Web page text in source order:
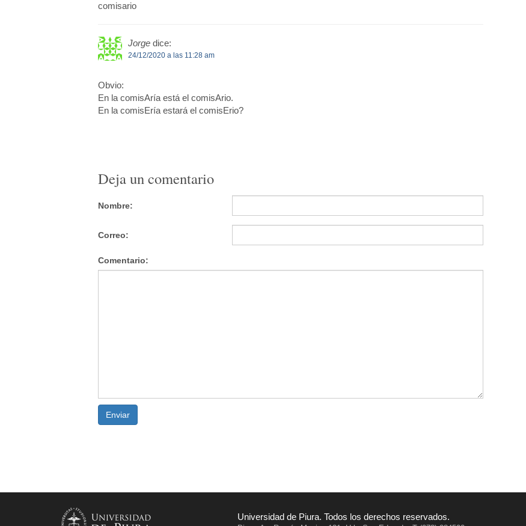
comisario
Jorge dice:
24/12/2020 a las 11:28 am
Obvio:
En la comisAría está el comisArio.
En la comisEría estará el comisErio?
Deja un comentario
Nombre:
Correo:
Comentario:
Enviar
Universidad de Piura. Todos los derechos reservados.